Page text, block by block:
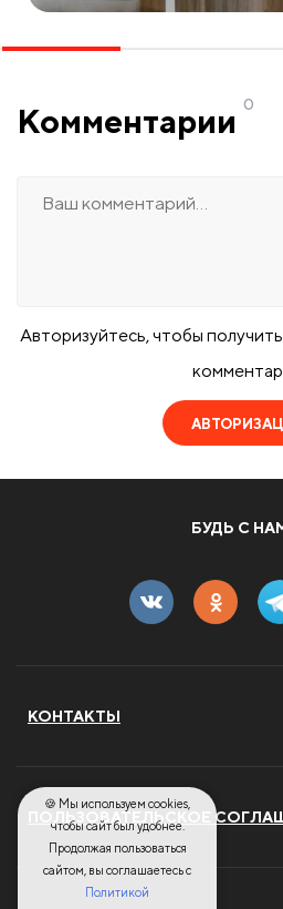
Комментарии 0
Авторизуйтесь, чтобы
БУДЬ С
КОНТАКТЫ
ПОЛЬЗОВАТЕЛЬСКОЕ
🍪 Мы используем cookies,
чтобы сайт был удобнее.
Продолжая пользоваться
сайтом, вы соглашаетесь с
Политикой